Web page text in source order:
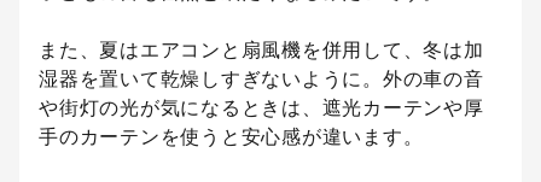
また、夏はエアコンと扇風機を併用して、冬は加
湿器を置いて乾燥しすぎないように。外の車の音
や街灯の光が気になるときは、遮光カーテンや厚
手のカーテンを使うと安心感が違います。